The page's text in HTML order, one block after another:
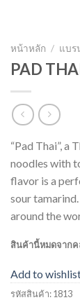
หน้าหลัก / แบร
PAD
“Pad Thai”, a
noodles with
flavor is a
sour
around the
สินค้านี้หมดจากค
Add to
รหัสสินค้า:1813